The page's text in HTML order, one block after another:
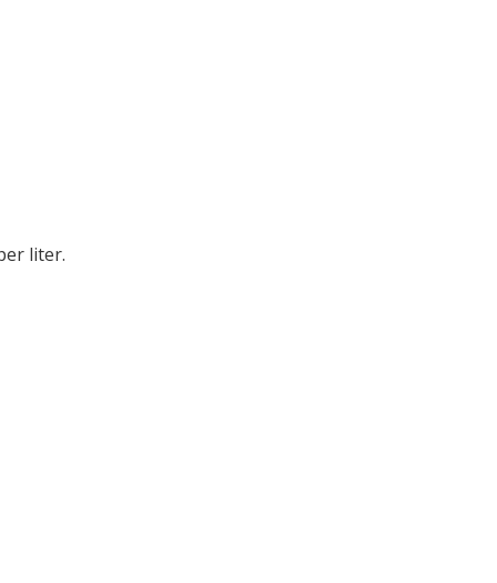
liter.